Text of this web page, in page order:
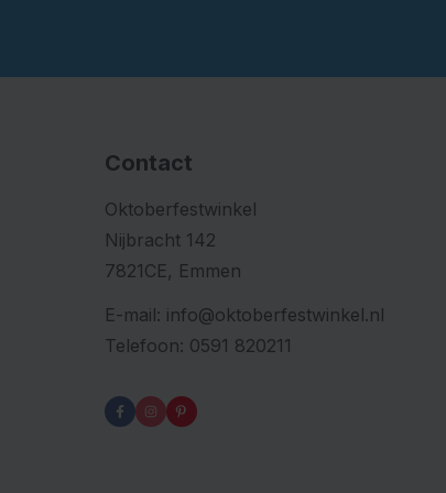
Contact
Oktoberfestwinkel
Nijbracht 142
7821CE, Emmen
E-mail: info@oktoberfestwinkel.nl
Telefoon: 0591 820211